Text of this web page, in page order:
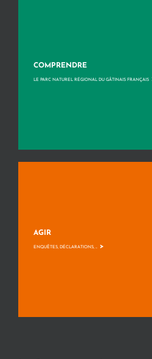
COMPRENDRE
LE PARC NATUREL RÉGIONAL DU GÂTINAIS FRANÇAIS
AGIR
ENQUÊTES, DÉCLARATIONS, ... >